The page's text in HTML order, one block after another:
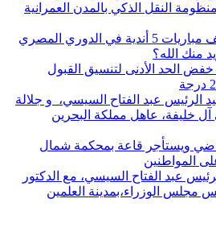
النقل الذكي بالمدن العمرانية
في الدوري المصري
منك الله؟
الحد الأدنى لتنسيق القبول
الرئيس عبد الفتاح السيسي، و جلالة
خليفة، عاهل مملكة البحرين
ويستأجر قاعة بمحكمة شمال
المواطنين
عبد الفتاح السيسي، مع الدكتور
الوزراء،بمدينة العلمين